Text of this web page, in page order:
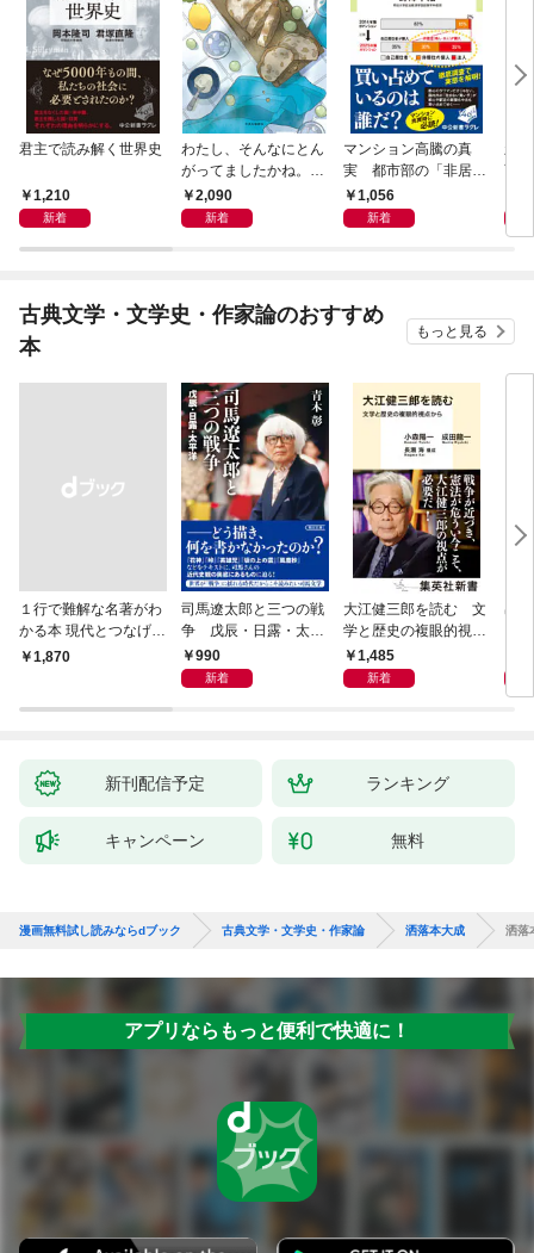
君主で読み解く世界史
1,210
新着
わたし、そんなにとん
がってましたかね。
獅子座、Ａ型、丙午は
めぐる
2,090
新着
マンション高騰の真
実 都市部の「非居住
化」が街を壊す
1,056
新着
新
育
古典文学・文学史・作家論のおすすめ
本
もっと見る
１行で難解な名著がわ
かる本 現代とつなげて
エッセンスをつかむ50
￥1,870
司馬遼太郎と三つの戦
争 戊辰・日露・太平
洋990
新着
大江健三郎を読む 文
学と歴史の複眼的視点
から1,485
新着
出
新刊配信予定 ランキング
キャンペーン 無料
漫画無料試し読みならdブック 古典文学・文学史・作家論 洒落本大成 洒落
アプリならもっと便利で快適に！